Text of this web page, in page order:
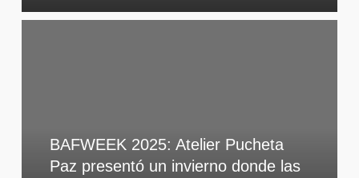
BAFWEEK 2025: Atelier Pucheta
Paz presentó un invierno donde las